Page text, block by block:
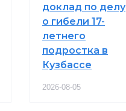
доклад по делу
о гибели 17-
летнего
подростка в
Кузбассе
2026-08-05